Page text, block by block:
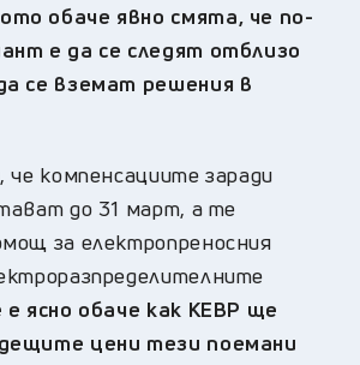
обаче явно смята, че по-
е да се следят отблизо
се вземат решения в
че компенсациите заради
до 31 март, а те
за електропреносния
е ясно обаче как КЕВР ще
цени тези поемани